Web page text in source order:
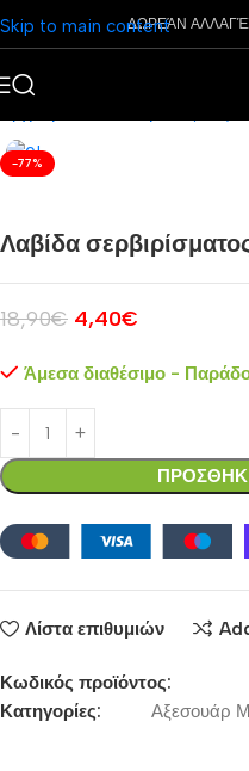
Skip to main content
ΔΩΡΕΆΝ
-77%
Λαβίδα
18,90€ 4,40€
Άμεσα διαθέσιμο -
Λίστα επιθυμιών
Κωδικός προϊόντος:
Κατηγορίες:
Αξεσουάρ